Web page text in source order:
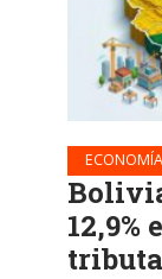
ECONOMÍA
12,9%